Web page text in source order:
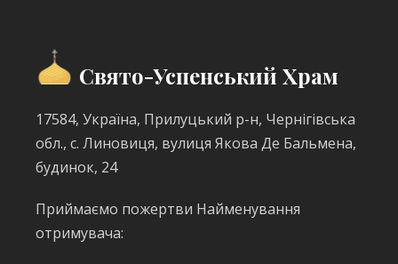
Свято-Успенський Храм
17584, Україна, Прилуцький р-н, Чернігівська
обл., с. Линовиця, вулиця Якова Де Бальмена,
будинок, 24
Приймаємо пожертви Найменування
отримувача: